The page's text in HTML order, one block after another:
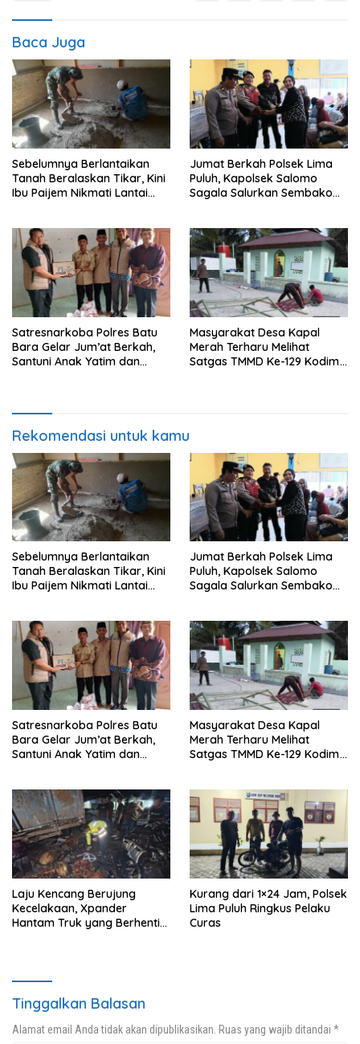
Baca Juga
Sebelumnya Berlantaikan
Tanah Beralaskan Tikar, Kini
Ibu Paijem Nikmati Lantai
0208/Asahan
Jumat Berkah Polsek Lima
Puluh, Kapolsek Salomo
Sagala Salurkan Sembako
Satresnarkoba Polres Batu
Bara Gelar Jum’at Berkah,
Santuni Anak Yatim dan
Masyarakat Desa Kapal
Merah Terharu Melihat
Satgas TMMD Ke-129 Kodim
Rekomendasi untuk kamu
Sebelumnya Berlantaikan
Tanah Beralaskan Tikar, Kini
Ibu Paijem Nikmati Lantai
0208/Asahan
Jumat Berkah Polsek Lima
Puluh, Kapolsek Salomo
Sagala Salurkan Sembako
Satresnarkoba Polres Batu
Bara Gelar Jum’at Berkah,
Santuni Anak Yatim dan
Masyarakat Desa Kapal
Merah Terharu Melihat
Satgas TMMD Ke-129 Kodim
Mushollah Al Maghribi
Laju Kencang Berujung
Kecelakaan, Xpander
Hantam Truk yang Berhenti
Kurang dari 1×24 Jam, Polsek
Lima Puluh Ringkus Pelaku
Curas
Tinggalkan Balasan
Alamat email Anda tidak akan dipublikasikan. Ruas yang wajib ditandai *